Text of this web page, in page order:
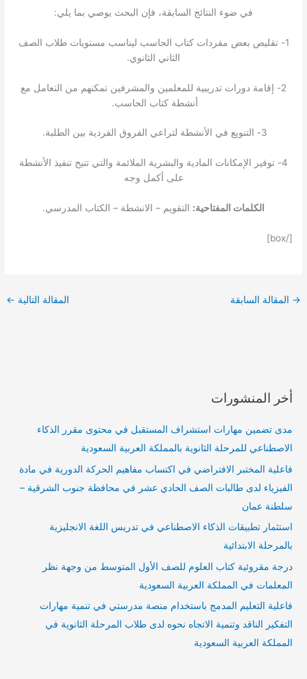
في ضوء النتائج السابقة، فإن البحث يوصي بما يلي:
1- تقليص بعض مفردات كتاب الحاسب ليناسب مستويات طلاب الصف
الثاني الثانوي.
2- إقامة دورات تدريبية للمعلمين والمشرفين تمكنهم من التعامل مع
أنشطة كتاب الحاسب.
3- التنويع في الأنشطة لتراعي الفروق الفردية بين الطلبة.
4- توفير الإمكانات المادية والبشرية الملائمة والتي تتيح تنفيذ الأنشطة
على أكمل وجه
الكلمات المفتاحية: التقويم – الانشطة – الكتاب المدرسي.
[/box]
→ المقالة السابقة المقالة التالية ←
أخر المنشورات
مدى تضمين مهارات استشراف المستقبل في محتوى مقرر الذكاء
الاصطناعي للمرحلة الثانوية بالمملكة العربية السعودية
فاعلية المختبر الافتراضي في اكتساب مفاهيم الحركة الدورية في مادة
الفيزياء لدى طالبات الصف الحادي عشر في محافظة جنوب الشرقية –
سلطنة عمان
استثمار تطبيقات الذكاء الاصطناعي في تدريس اللغة الانجليزية
بالمرحلة الابتدائية
درجة مقروئية كتاب العلوم للصف الأول المتوسط من وجهة نظر
المعلمات في المملكة العربية السعودية
فاعلية التعليم المدمج باستخدام منصة مدرستي في تنمية مهارات
التفكير الناقد وتنمية الاتجاه نحوه لدى طلاب المرحلة الثانوية في
المملكة العربية السعودية